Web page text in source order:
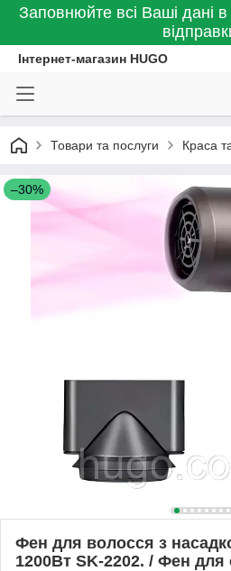
Заповнюйте всі Ваші дані
Інтернет-магазин HUGO
Товари та послуги Краса
–30%
Фен для волосся з
1200Вт SK-2202. / Фен для